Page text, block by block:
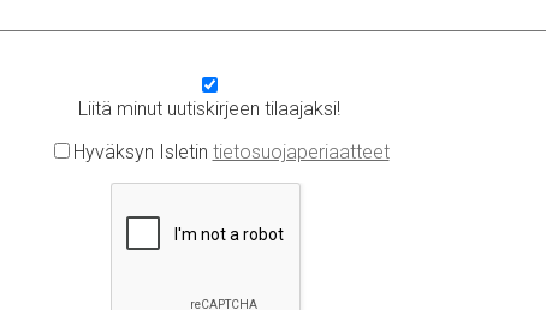
Liitä minut uutiskirjeen tilaajaksi!
Hyväksyn Isletin tietosuojaperiaatteet